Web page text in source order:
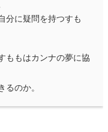
分に疑問を持つすも
ももはカンナの夢に協
るのか。